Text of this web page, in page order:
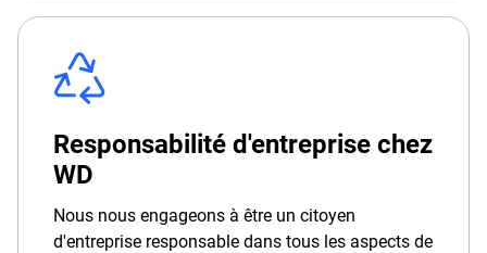
Responsabilité d'entreprise chez
WD
Nous nous engageons à être un citoyen
d'entreprise responsable dans tous les aspects de